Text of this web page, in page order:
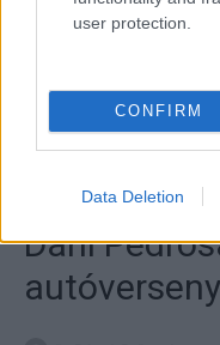
user protection.
CONFIRM
Data Deletion